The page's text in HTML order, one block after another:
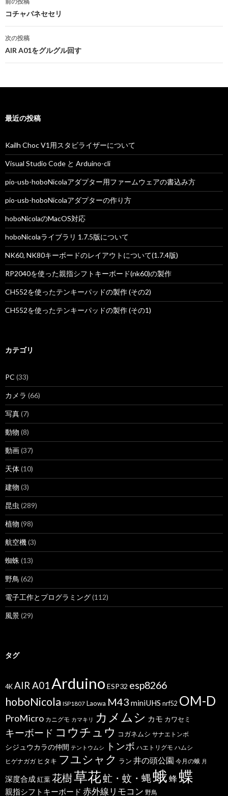
稿
ナ
ビ
ゲ
ー
ョ
ン
コチャバネセセリ
次の投稿
AIR A01をグルグル回す
最近の投稿
Kailh Choc V1用スタビライザーについて
Visual Studio Code と Arduino-cli
pio-usb-hoboNicolaアダプター用ファームウェアの書込み方
pio-usb-hoboNicolaアダプターの作り方
hoboNicolaのMacOS対応
hoboNicolaライブラリ 1.7.5版について
NK60, NK80キーボードのレイアウトについて(1.7.4版)
RP2040を使った親指シフトキーボード(nk60)の製作
CH552を使ったテンキーパッドの製作 (その2)
CH552を使ったテンキーパッドの製作 (その1)
カテゴリ
PC (33)
カメラ (66)
写真(7)
動物 (8)
動画(37)
天体(10)
建物 (3)
昆虫 (289)
植物 (98)
航空機(3)
蜘蛛 (13)
野鳥 (62)
電子工作とプログラミング(112)
風景(29)
タグ
4K AIR A01 Arduino ESP32 esp8266
hoboNicola ISP1807 Laowa M43 miniUHS nrf52 OM-D
ProMicro カニグモ カマキリ カメムシ カモ カワセミ
キーボード コウチュウ コガネムシ サナエトンボ
シジュウカラの仲間 テントウムシ トンボ ハエトリグモ ハムシ
ヒゲナガガ ヒタキ フユシャク ラン 井の頭公園 今月の蛾 月
深度合成紅葉花樹草花虻・蚊・蝿蛾 蜂 蝶
親指シフトキーボード 赤外線リモコン 野鳥